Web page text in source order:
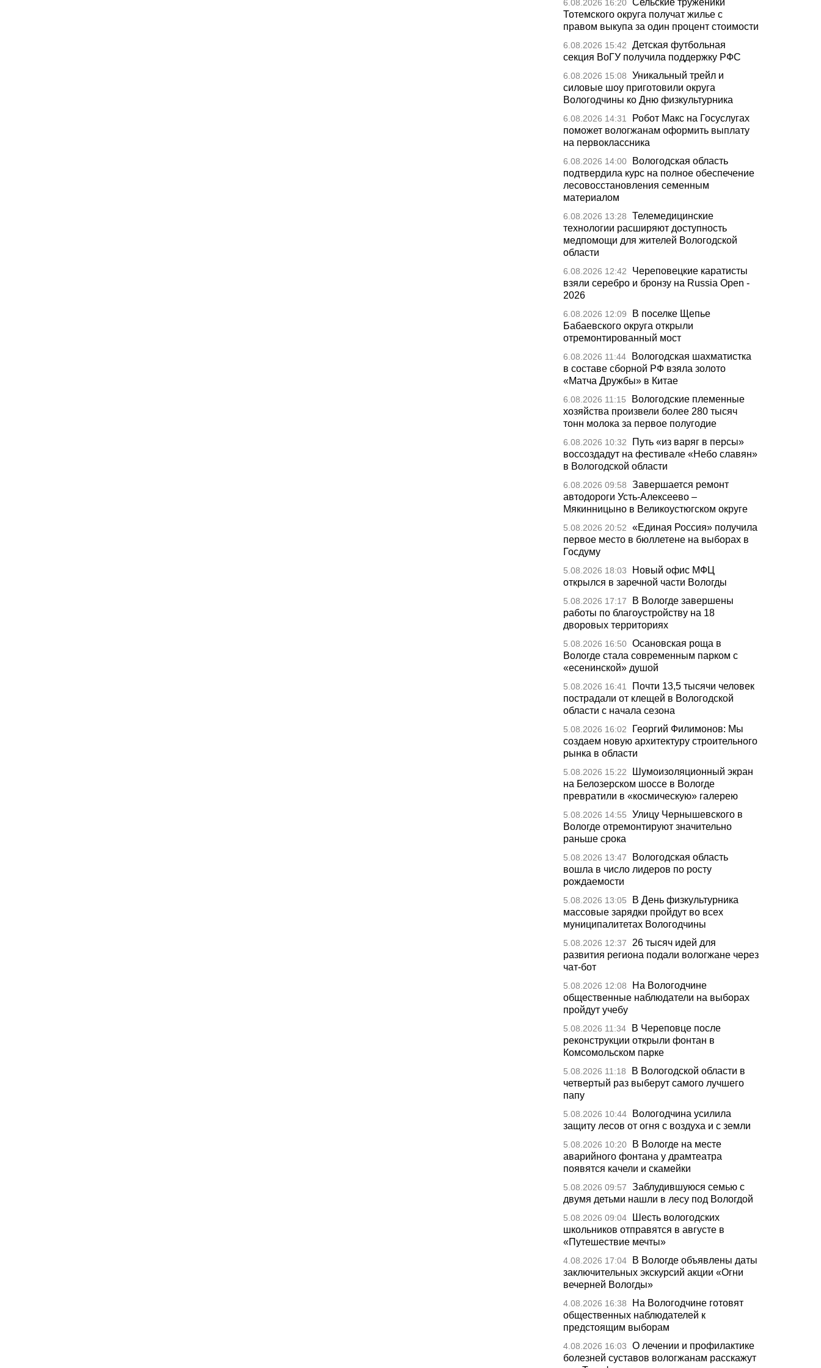
6.08.2026 16:20 Сельские труженики
Тотемского округа получат жилье с
правом выкупа за один процент стоимости
6.08.2026 15:42
Детская футбольная
секция ВоГУ получила поддержку РФС
6.08.2026 15:08
Уникальный трейл и
силовые шоу приготовили округа
Вологодчины ко Дню физкультурника
6.08.2026 14:31
Робот Макс на Госуслугах
поможет вологжанам оформить выплату
на первоклассника
6.08.2026 14:00
Вологодская область
подтвердила курс на полное обеспечение
лесовосстановления семенным
материалом
6.08.2026 13:28
Телемедицинские
технологии расширяют доступность
медпомощи для жителей Вологодской
области
6.08.2026 12:42
Череповецкие каратисты
взяли серебро и бронзу на Russia Open -
2026
6.08.2026 12:09
В поселке Щепье
Бабаевского округа открыли
отремонтированный мост
6.08.2026 11:44
Вологодская шахматистка
в составе сборной РФ взяла золото
«Матча Дружбы» в Китае
6.08.2026 11:15
Вологодские племенные
хозяйства произвели более 280 тысяч
тонн молока за первое полугодие
6.08.2026 10:32
Путь «из варяг в персы»
воссоздадут на фестивале «Небо славян»
в Вологодской области
6.08.2026 09:58
Завершается ремонт
автодороги Усть-Алексеево –
Мякинницыно в Великоустюгском округе
5.08.2026 20:52
«Единая Россия» получила
первое место в бюллетене на выборах в
Госдуму
5.08.2026 18:03
Новый офис МФЦ
открылся в заречной части Вологды
5.08.2026 17:17
В Вологде завершены
работы по благоустройству на 18
дворовых территориях
5.08.2026 16:50 Осановская роща в
Вологде стала современным парком с
«есенинской» душой
5.08.2026 16:41
Почти 13,5 тысячи человек
пострадали от клещей в Вологодской
области с начала сезона
5.08.2026 16:02
Георгий Филимонов: Мы
создаем новую архитектуру строительного
рынка в области
5.08.2026 15:22
Шумоизоляционный экран
на Белозерском шоссе в Вологде
превратили в «космическую» галерею
5.08.2026 14:55
Улицу Чернышевского в
Вологде отремонтируют значительно
раньше срока
5.08.2026 13:47
Вологодская область
вошла в число лидеров по росту
рождаемости
5.08.2026 13:05
В День физкультурника
массовые зарядки пройдут во всех
муниципалитетах Вологодчины
5.08.2026 12:37
26 тысяч идей для
развития региона подали вологжане через
чат-бот
5.08.2026 12:08
На Вологодчине
общественные наблюдатели на выборах
пройдут учебу
5.08.2026 11:34
В Череповце после
реконструкции открыли фонтан в
Комсомольском парке
5.08.2026 11:18
В Вологодской области в
четвертый раз выберут самого лучшего
папу
5.08.2026 10:44
Вологодчина усилила
защиту лесов от огня с воздуха и с земли
5.08.2026 10:20
В Вологде на месте
аварийного фонтана у драмтеатра
появятся качели и скамейки
5.08.2026 09:57
Заблудившуюся семью с
двумя детьми нашли в лесу под Вологдой
5.08.2026 09:04
Шесть вологодских
школьников отправятся в августе в
«Путешествие мечты»
4.08.2026 17:04
В Вологде объявлены даты
заключительных экскурсий акции «Огни
вечерней Вологды»
4.08.2026 16:38
На Вологодчине готовят
общественных наблюдателей к
предстоящим выборам
4.08.2026 16:03
О лечении и профилактике
болезней суставов вологжанам расскажут